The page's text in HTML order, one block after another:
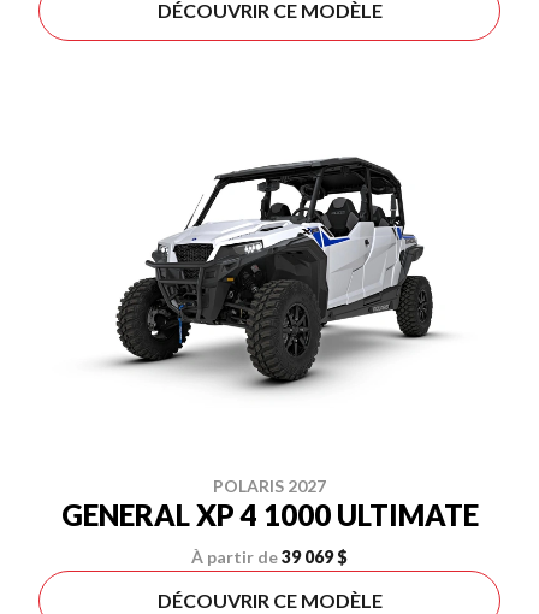
DÉCOUVRIR CE MODÈLE
POLARIS 2027
GENERAL XP 4 1000 ULTIMATE
À partir de39 069 $
DÉCOUVRIR CE MODÈLE